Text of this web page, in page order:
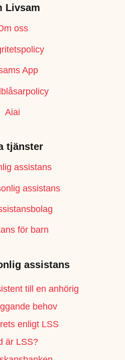
Livsam
oss
App
Aiai
tjänster
assistans
assistans
för barn
assistans
till en anhörig
behov
enligt LSS
är LSS?